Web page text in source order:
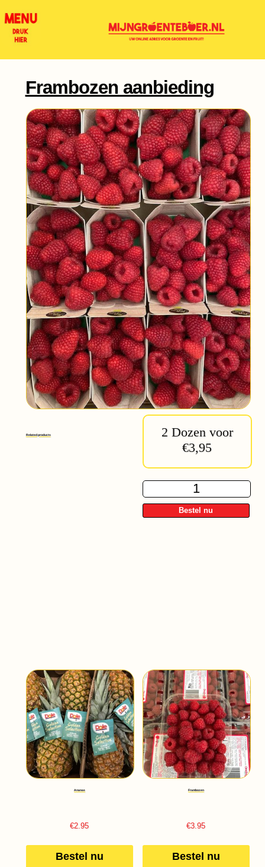
Frambozen aanbieding
2 Dozen voor
€3,95
quantity
Bestel nu
Related products
Ananas
€2.95
Bestel nu
Frambozen
€3.95
Bestel nu